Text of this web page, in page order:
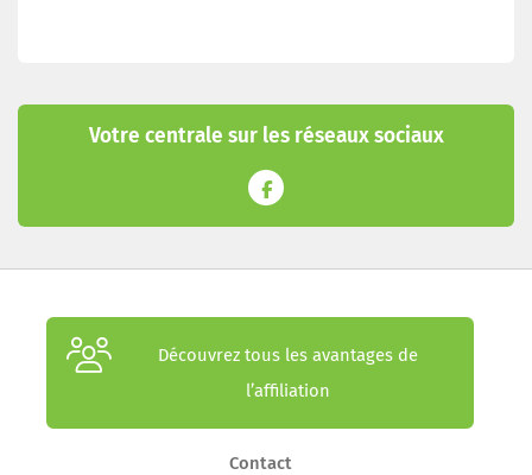
Votre centrale sur les réseaux sociaux
Découvrez tous les avantages de
l’affiliation
Contact